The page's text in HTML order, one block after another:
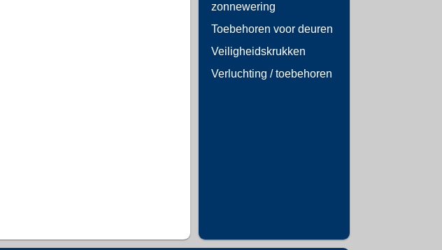
zonnewering
Toebehoren voor deuren
Veiligheidskrukken
Verluchting / toebehoren